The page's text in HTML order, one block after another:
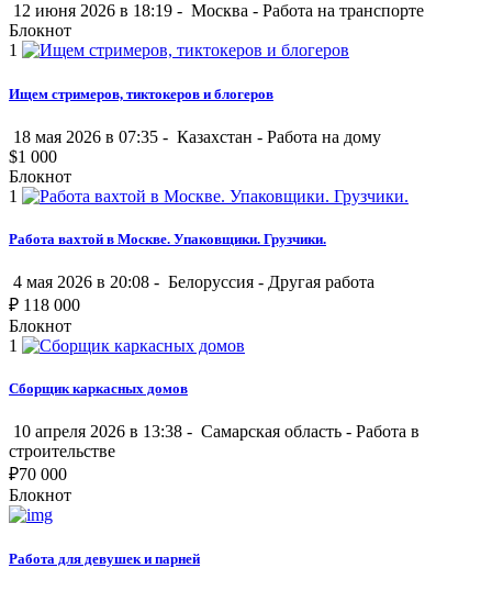
12 июня 2026 в 18:19 - Москва - Работа на транспорте
Блокнот
1
Ищем стримеров, тиктокеров и блогеров
18 мая 2026 в 07:35 - Казахстан - Работа на дому
$1 000
Блокнот
1
Работа вахтой в Москве. Упаковщики. Грузчики.
4 мая 2026 в 20:08 - Белоруссия - Другая работа
₽ 118 000
Блокнот
1
Сборщик каркасных домов
10 апреля 2026 в 13:38 - Самарская область - Работа в
строительстве
₽70 000
Блокнот
Работа для девушек и парней